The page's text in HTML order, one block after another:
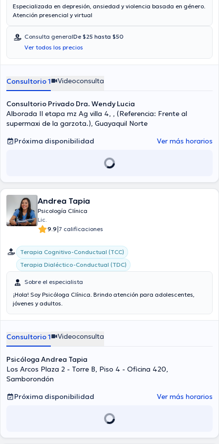
Especializada en depresión, ansiedad y violencia basada en género.
Atención presencial y virtual
Consulta generalDe $25 hasta $50
Ver todos los precios
Consultorio 1 Videoconsulta
Consultorio Privado Dra. Wendy Lucia
Alborada II etapa mz Ag villa 4, , (Referencia: Frente al
supermaxi de la garzota.), Guayaquil Norte
Próxima disponibilidad
Ver más horarios
Andrea Tapia
Psicología Clínica
Lic.
9.9|7 calificaciones
Terapia Cognitivo-Conductual (TCC)
Terapia Dialéctico-Conductual (TDC)
Sobre el especialista
¡Hola! Soy Psicóloga Clínica. Brindo atención para adolescentes,
jóvenes y adultos.
Consultorio 1 Videoconsulta
Psicóloga Andrea Tapia
Los Arcos Plaza 2 - Torre B, Piso 4 - Oficina 420,
Samborondón
Próxima disponibilidad
Ver más horarios